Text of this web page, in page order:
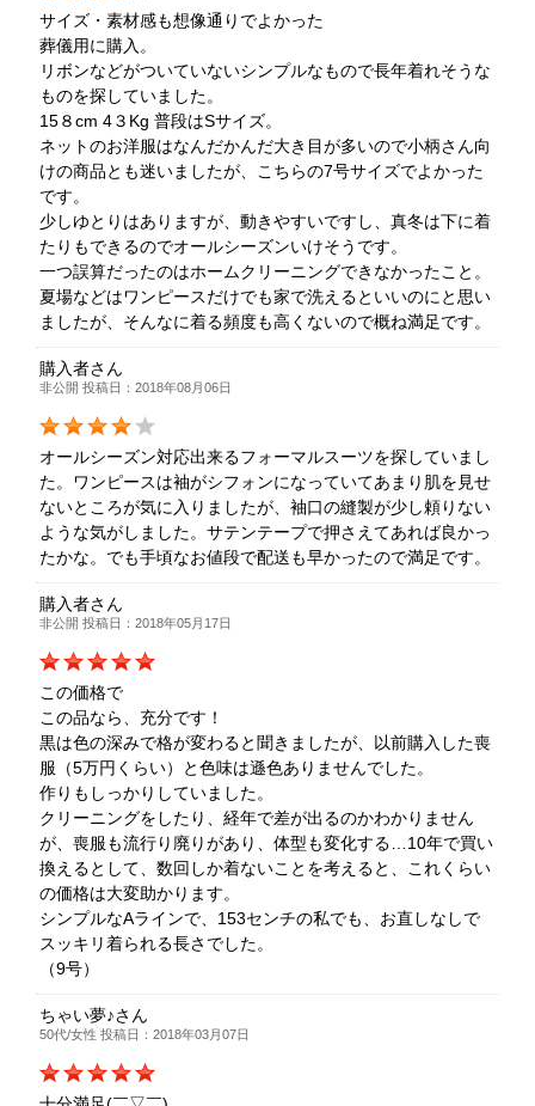
サイズ・素材感も想像通りでよかった
葬儀用に購入。
リボンなどがついていないシンプルなもので長年着れそうな
ものを探していました。
15８cm 4３Kg 普段はSサイズ。
ネットのお洋服はなんだかんだ大き目が多いので小柄さん向
けの商品とも迷いましたが、こちらの7号サイズでよかった
です。
少しゆとりはありますが、動きやすいですし、真冬は下に着
たりもできるのでオールシーズンいけそうです。
一つ誤算だったのはホームクリーニングできなかったこと。
夏場などはワンピースだけでも家で洗えるといいのにと思い
ましたが、そんなに着る頻度も高くないので概ね満足です。
購入者さん
非公開 投稿日：2018年08月06日
オールシーズン対応出来るフォーマルスーツを探していまし
た。ワンピースは袖がシフォンになっていてあまり肌を見せ
ないところが気に入りましたが、袖口の縫製が少し頼りない
ような気がしました。サテンテープで押さえてあれば良かっ
たかな。でも手頃なお値段で配送も早かったので満足です。
購入者さん
非公開 投稿日：2018年05月17日
この価格で
この品なら、充分です！
黒は色の深みで格が変わると聞きましたが、以前購入した喪
服（5万円くらい）と色味は遜色ありませんでした。
作りもしっかりしていました。
クリーニングをしたり、経年で差が出るのかわかりません
が、喪服も流行り廃りがあり、体型も変化する…10年で買い
換えるとして、数回しか着ないことを考えると、これくらい
の価格は大変助かります。
シンプルなAラインで、153センチの私でも、お直しなしで
スッキリ着られる長さでした。
（9号）
ちゃい夢♪さん
50代/女性 投稿日：2018年03月07日